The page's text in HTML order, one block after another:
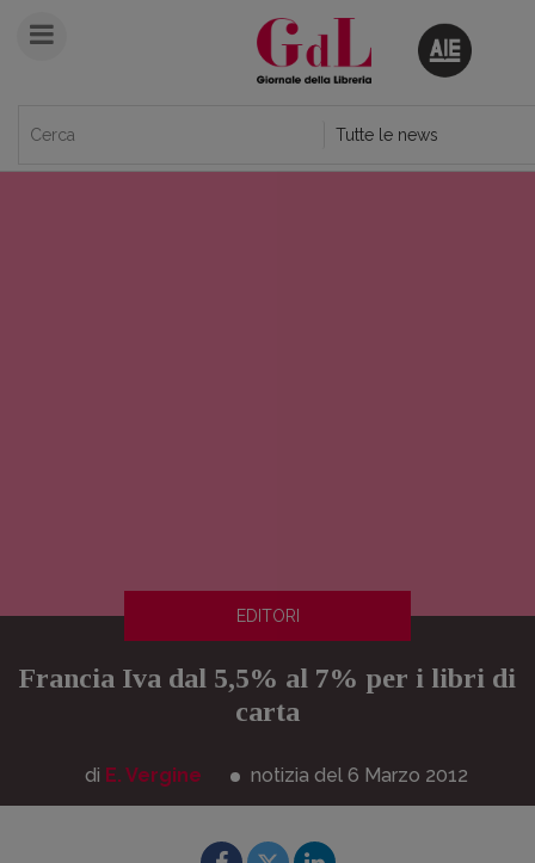
EDITORI
Francia Iva dal 5,5% al 7% per i libri di
carta
di E. Vergine notizia del 6 Marzo 2012